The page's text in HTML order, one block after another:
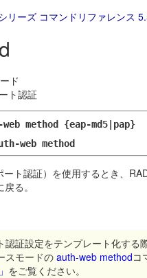
リーズ コマンドリファレンス
ド
ト認証
method {eap-md5|pap}
web method
ト認証）を使用するとき、
る。
認証設定をテンプレート化す
スモードのauth-web methodコ
をご覧ください。